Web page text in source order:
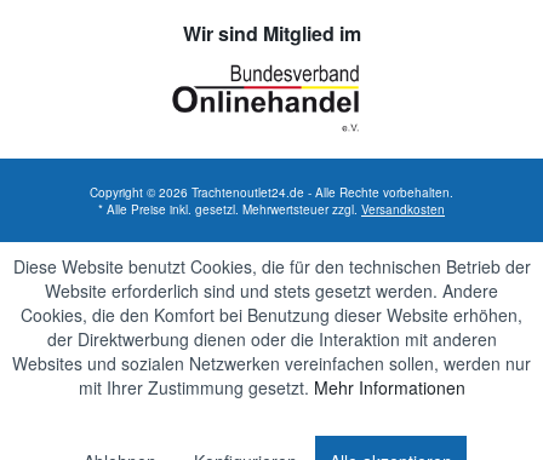
Wir sind Mitglied im
Copyright © 2026 Trachtenoutlet24.de - Alle Rechte vorbehalten.
* Alle Preise inkl. gesetzl. Mehrwertsteuer zzgl. Versandkosten
Diese Website benutzt Cookies, die für den technischen Betrieb der
Website erforderlich sind und stets gesetzt werden. Andere
Cookies, die den Komfort bei Benutzung dieser Website erhöhen,
der Direktwerbung dienen oder die Interaktion mit anderen
Websites und sozialen Netzwerken vereinfachen sollen, werden nur
mit Ihrer Zustimmung gesetzt. Mehr Informationen